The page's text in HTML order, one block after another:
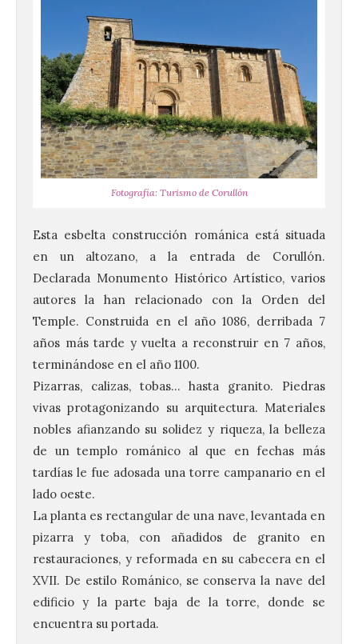
Fotografía: Turismo de Corullón
Esta esbelta construcción románica está situada
en un altozano, a la entrada de Corullón.
Declarada Monumento Histórico Artístico, varios
autores la han relacionado con la Orden del
Temple. Construida en el año 1086, derribada 7
años más tarde y vuelta a reconstruir en 7 años,
terminándose en el año 1100.
Pizarras, calizas, tobas… hasta granito. Piedras
vivas protagonizando su arquitectura. Materiales
nobles afianzando su solidez y riqueza, la belleza
de un templo románico al que en fechas más
tardías le fue adosada una torre campanario en el
lado oeste.
La planta es rectangular de una nave, levantada en
pizarra y toba, con añadidos de granito en
restauraciones, y reformada en su cabecera en el
XVII. De estilo Románico, se conserva la nave del
edificio y la parte baja de la torre, donde se
encuentra su portada.